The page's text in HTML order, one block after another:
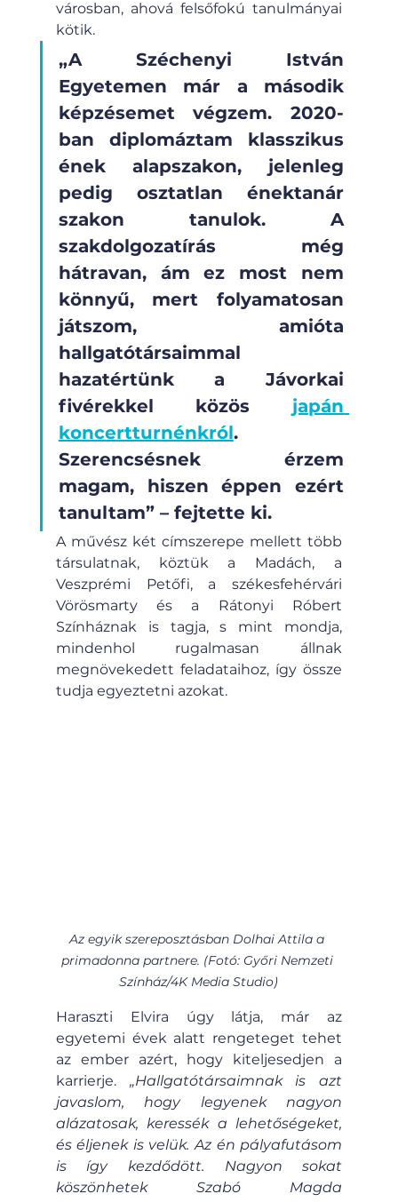
városban, ahová felsőfokú tanulmányai
kötik.
„A Széchenyi István
Egyetemen már a második
képzésemet végzem. 2020-
ban diplomáztam klasszikus
ének alapszakon, jelenleg
pedig osztatlan énektanár
szakon tanulok. A
szakdolgozatírás még
hátravan, ám ez most nem
könnyű, mert folyamatosan
játszom, amióta
hallgatótársaimmal
hazatértünk a Jávorkai
fivérekkel közös japán
koncertturnénkról.
Szerencsésnek érzem
magam, hiszen éppen ezért
tanultam” – fejtette ki.
A művész két címszerepe mellett több
társulatnak, köztük a Madách, a
Veszprémi Petőfi, a székesfehérvári
Vörösmarty és a Rátonyi Róbert
Színháznak is tagja, s mint mondja,
mindenhol rugalmasan állnak
megnövekedett feladataihoz, így össze
tudja egyeztetni azokat.
Az egyik szereposztásban Dolhai Attila a
primadonna partnere. (Fotó: Győri Nemzeti
Színház/4K Media Studio)
Haraszti Elvira úgy látja, már az
egyetemi évek alatt rengeteget tehet
az ember azért, hogy kiteljesedjen a
karrierje. „Hallgatótársaimnak is azt
javaslom, hogy legyenek nagyon
alázatosak, keressék a lehetőségeket,
és éljenek is velük. Az én pályafutásom
is így kezdődött. Nagyon sokat
köszönhetek Szabó Magda